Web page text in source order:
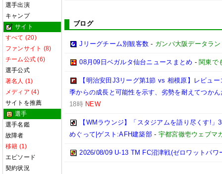
選手出演
キャンプ
サイト
すべて (20)
ファンサイト (8)
チーム公式 (6)
選手公式
著名人 (1)
メディア (4)
サイトを推薦
選手
選手名鑑
故障者
移籍 (1)
エピソード
契約状況
ブログ
Jリーグチーム別観客数 - ガンバ大阪データラ
08月09日ベガルタ仙台ニュースまとめ - 関東で
【明治安田J3リーグ第1節 vs 相模原】レビュ
季からの成長と可能性を示す、劣勢を耐えてつか
18時 NEW
【WMラウンジ】「スタジアムを語り尽くす!
めぐって|ゲスト:AFH建築部 - 宇都宮徹壱ウェブマ
2026/08/09 U-13 TM FC沼津戦(ゼロワットパワ